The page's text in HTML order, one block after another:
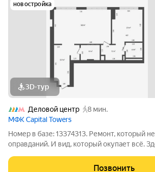
новостройка
3D-тур
Деловой центр
8 мин.
МФК Capital Towers
Номер в базе: 13374313. Ремонт, который
оправданий. И вид, который окупает всё.
открывается картина, стоимость которой
Позвонить